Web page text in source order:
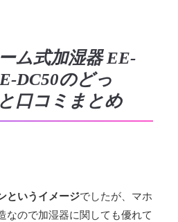
ム式加湿器 EE-
DC50のどっ
口コミまとめ
というイメージでしたが、マホ
なので加湿器に関しても優れて